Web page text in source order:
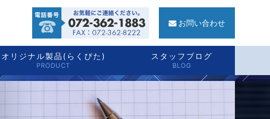
オリジナル製品(らくぴた)
PRODUCT
スタッフブログ
BLOG